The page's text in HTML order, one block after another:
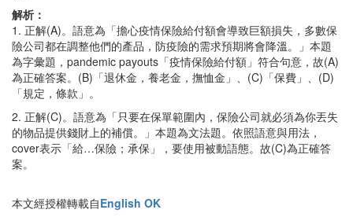
解析：
1. 正解(A)。語意為「擔心疫情保險給付額會導致巨額損失，多數保
險公司都在調整他們的產品，防疫險的需求預期將會降溫。」本題
為字彙題，pandemic payouts「疫情保險給付額」符合句意，故(A)
為正確答案。(B)「退休金，養老金，撫恤金」、(C)「保費」、(D)
「規定，條款」。
2. 正解(C)。語意為「只要在保單範圍內，保險公司就必須為你丟失
的物品提供錢財上的補償。」本題為文法題。依照語意與用法，
cover表示「給…保險；承保」，要使用被動語態。故(C)為正確答
案。
本文經授權轉載自English OK